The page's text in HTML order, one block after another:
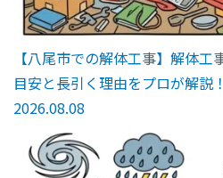
【八尾市での解体工事】解体
目安と長引く理由をプロが解説！
2026.08.08